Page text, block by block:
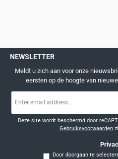
NEWSLETTER
Meldt u zich aan voor onze
eersten op de hoogte van
mailadres
Deze site wordt beschermd door
Gebruiksvoorwaarden